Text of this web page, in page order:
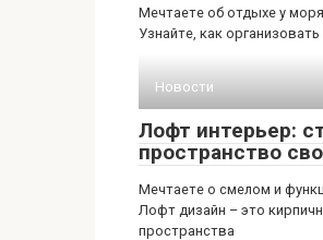
Мечтаете об отдыхе у
Узнайте, как
Новости
Лофт интерьер:
пространство
Мечтаете о смелом и
Лофт дизайн – это
пространства